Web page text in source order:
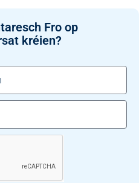
Fro op
kréien?